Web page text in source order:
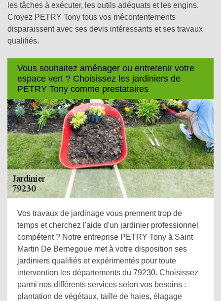
les tâches à exécuter, les outils adéquats et les engins.
Croyez PETRY Tony tous vos mécontentements
disparaissent avec ses devis intéressants et ses travaux
qualifiés.
Vous souhaitez aménager ou entretenir votre
espace vert ? Choisissez les jardiniers de
PETRY Tony comme prestataires
Vos travaux de jardinage vous prennent trop de
temps et cherchez l'aide d'un jardinier professionnel
compétent ? Notre entreprise PETRY Tony à Saint
Martin De Bernegoue met à votre disposition ses
jardiniers qualifiés et expérimentés pour toute
intervention les départements du 79230. Choisissez
parmi nos différents services selon vos besoins :
plantation de végétaux, taille de haies, élagage